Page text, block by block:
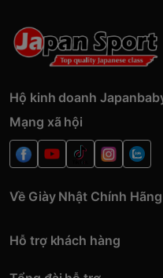
Hộ kinh doanh
Mạng xã hội
Về Giày Nhật Chính Hãng
Hỗ trợ khách hàng